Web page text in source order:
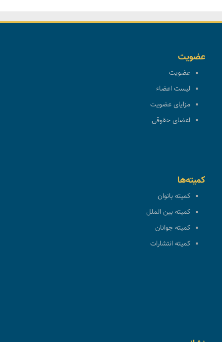
عضویت
عضویت
لیست اعضاء
مزایای عضویت
اعضای حقوقی
کمیته‌ها
کمیته بانوان
کمیته بین الملل
کمیته جوانان
کمیته انتشارات